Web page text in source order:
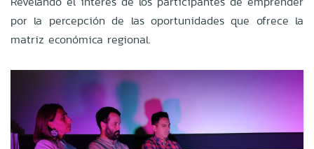
por la percepción de las oportunidades que ofrece la
matriz económica regional.